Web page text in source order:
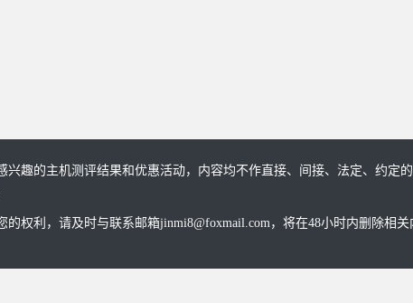
兴趣的主机测评结果和优惠活动，内容均不作直接、间接、法定、约定
权利，请及时与联系邮箱jinmi8@foxmail.com，将在48小时内删除相关